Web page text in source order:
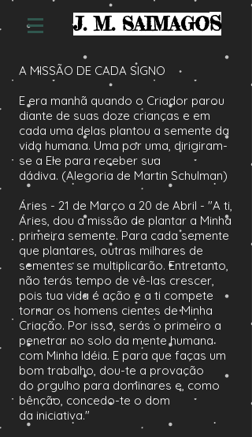
J. M. SAIMAGOS
A MISSÃO DE CADA SIGNO
E era manhã quando o Criador parou
diante de suas doze crianças e em
cada uma delas plantou a semente da
vida humana. Uma por uma, dirigiram-
se a Ele para receber sua
dádiva. (Alegoria de Martin Schulman)
Áries - 21 de Março a 20 de Abril - "A ti,
Áries, dou a missão de plantar a Minha
primeira semente. Para cada semente
que plantares, outras milhares de
sementes se multiplicarão. Entretanto,
não terás tempo de vê-las crescer,
pois tua vida é ação e a ti compete
tornar os homens cientes de Minha
Criação. Por isso, serás o primeiro a
penetrar no solo da mente humana
com Minha Idéia. E para que faças um
bom trabalho, dou-te a provação
do orgulho para dominares e, como
bênção, concedo-te o dom
da iniciativa."